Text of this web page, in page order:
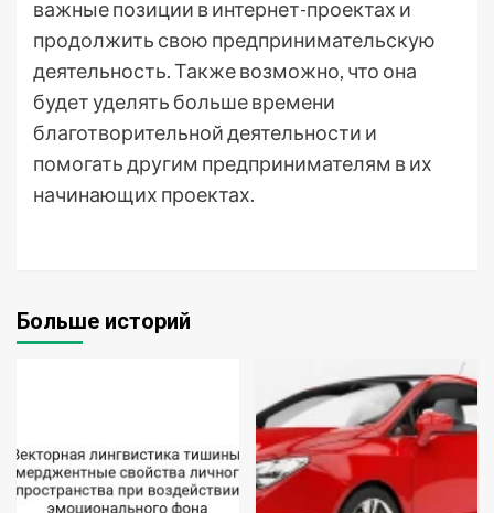
важные позиции в интернет-проектах и
продолжить свою предпринимательскую
деятельность. Также возможно, что она
будет уделять больше времени
благотворительной деятельности и
помогать другим предпринимателям в их
начинающих проектах.
Больше историй